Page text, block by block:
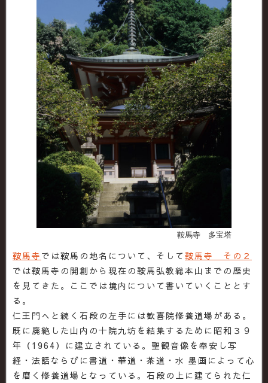
鞍馬寺 多宝塔
鞍馬寺 では鞍馬の地名について、そして鞍馬寺 その２
では鞍馬寺の開創から現在の鞍馬弘教総本山までの歴史
を見てきた。ここでは境内について書いていくこととす
る。
仁王門へと続く石段の左手には歓喜院修養道場がある。
既に廃絶した山内の十院九坊を結集するために昭和３９
年（1964）に建立されている。聖観音像を奉安し写
経・法話ならびに書道・華道・茶道・水 墨画によって心
を磨く修養道場となっている。石段の上に建てられた仁